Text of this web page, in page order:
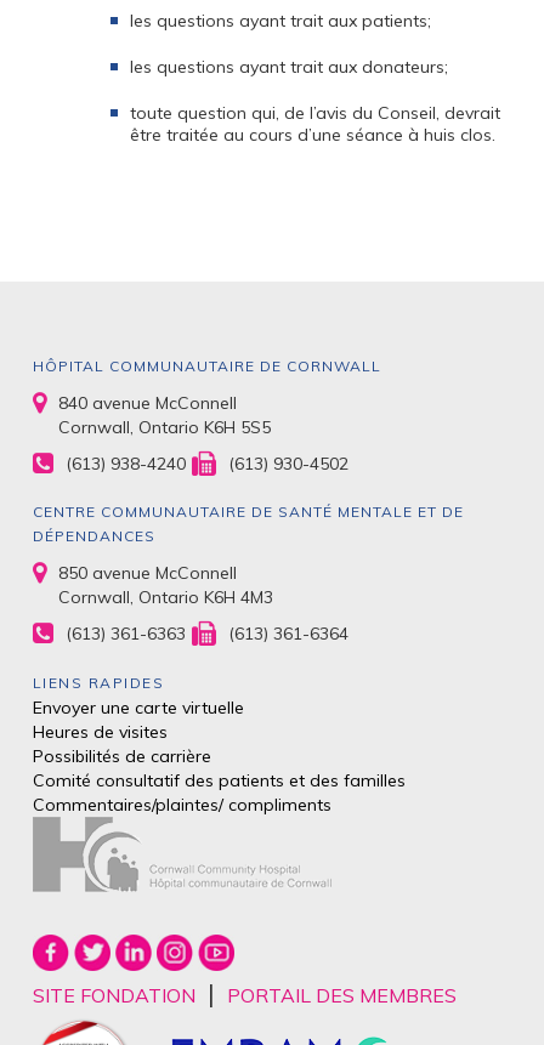
les questions ayant trait aux patients;
les questions ayant trait aux donateurs;
toute question qui, de l’avis du Conseil, devrait
être traitée au cours d’une séance à huis clos.
HÔPITAL COMMUNAUTAIRE DE CORNWALL
840 avenue McConnell
Cornwall, Ontario K6H 5S5
(613) 938-4240
(613) 930-4502
CENTRE COMMUNAUTAIRE DE SANTÉ MENTALE ET DE
DÉPENDANCES
850 avenue McConnell
Cornwall, Ontario K6H 4M3
(613) 361-6363
(613) 361-6364
LIENS RAPIDES
Envoyer une carte virtuelle
Heures de visites
Possibilités de carrière
Comité consultatif des patients et des familles
Commentaires/plaintes/compliments
SITE FONDATION | PORTAIL DES MEMBRES